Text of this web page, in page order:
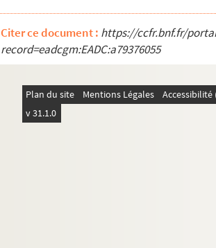
Citer ce document : https://ccfr.bnf.fr/
record=eadcgm:EADC:a79376055
Plan du site Mentions Légales
v 31.1.0